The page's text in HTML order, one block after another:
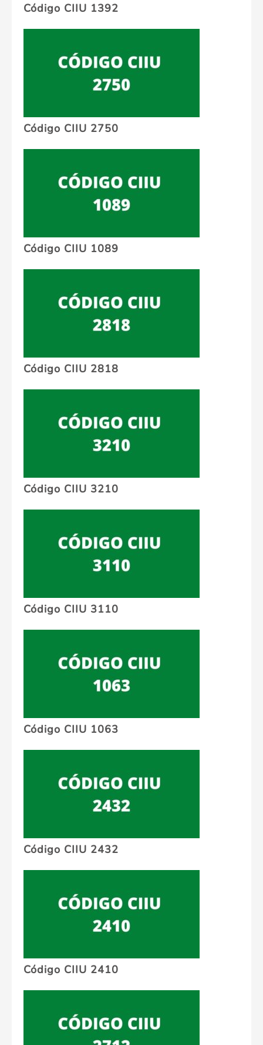
Código CIIU 1392
Código CIIU 2750
Código CIIU 1089
Código CIIU 2818
Código CIIU 3210
Código CIIU 3110
Código CIIU 1063
Código CIIU 2432
Código CIIU 2410